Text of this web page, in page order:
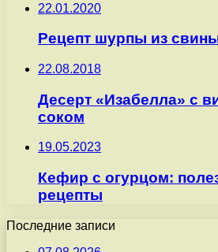
22.01.2020
Рецепт шурпы из
22.08.2018
Десерт «Изабелла» с
соком
19.05.2023
Кефир с огурцом:
рецепты
Последние записи